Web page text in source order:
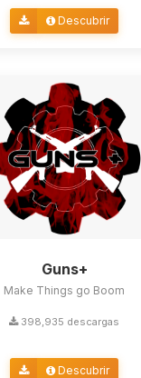
Descubrir
Guns+
Make Things go Boom
398,935 descargas
Descubrir